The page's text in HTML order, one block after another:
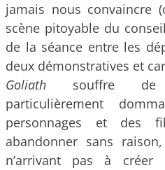
jamais nous convaincre
scène pitoyable du
de la séance entre les
deux démonstratives et
Goliath souffre de
particulièrement
personnages et des
abandonner sans
n’arrivant pas à créer